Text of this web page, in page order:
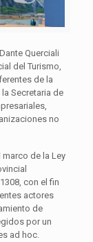
Querciali
del Turismo,
de la
Secretaria de
no
de la Ley
con el fin
actores
de
por un
ad hoc.